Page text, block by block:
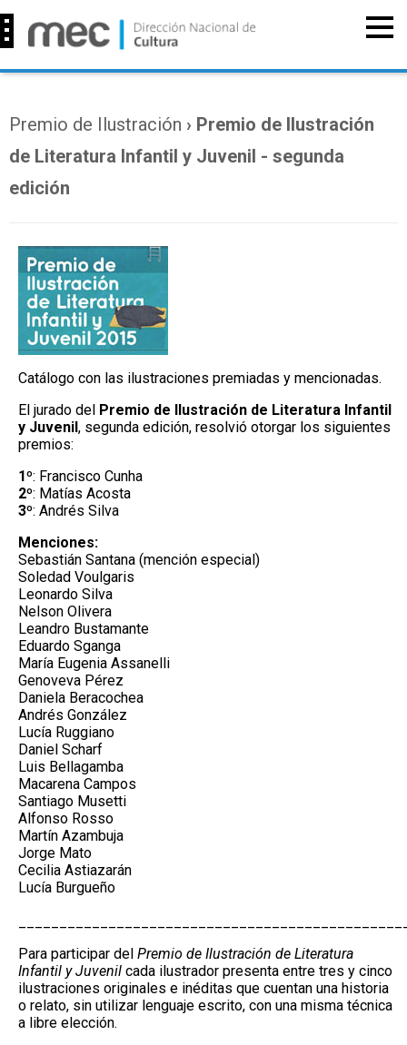
Premio de Ilustración › Premio de Ilustración
de Literatura Infantil y Juvenil - segunda
edición
Catálogo con las ilustraciones premiadas y mencionadas.
El jurado del Premio de Ilustración de Literatura Infantil
y Juvenil, segunda edición, resolvió otorgar los siguientes
premios:
1º: Francisco Cunha
2º: Matías Acosta
3º: Andrés Silva
Menciones:
Sebastián Santana (mención especial)
Soledad Voulgaris
Leonardo Silva
Nelson Olivera
Leandro Bustamante
Eduardo Sganga
María Eugenia Assanelli
Genoveva Pérez
Daniela Beracochea
Andrés González
Lucía Ruggiano
Daniel Scharf
Luis Bellagamba
Macarena Campos
Santiago Musetti
Alfonso Rosso
Martín Azambuja
Jorge Mato
Cecilia Astiazarán
Lucía Burgueño
Para participar del Premio de Ilustración de Literatura
Infantil y Juvenil cada ilustrador presenta entre tres y cinco
ilustraciones originales e inéditas que cuentan una historia
o relato, sin utilizar lenguaje escrito, con una misma técnica
a libre elección.